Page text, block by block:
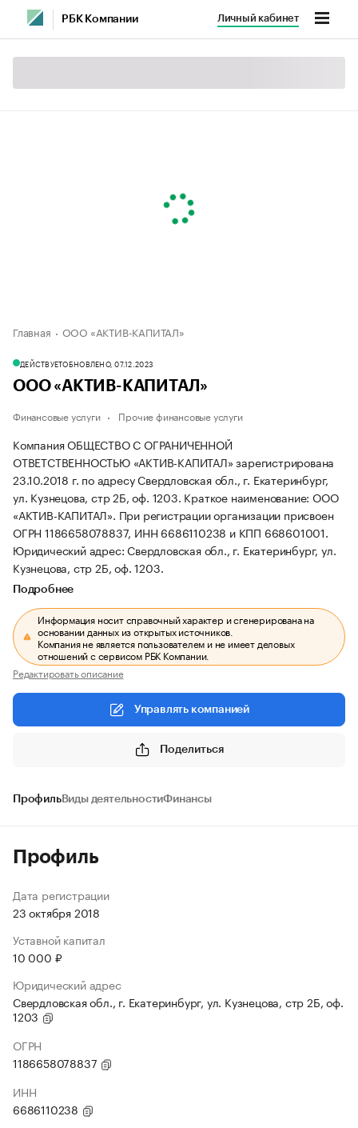
РБК Компании Личный кабинет
Главная ООО «АКТИВ-КАПИТАЛ»
ДЕЙСТВУЕТОБНОВЛЕНО, 07.12.2023
ООО «АКТИВ-КАПИТАЛ»
Финансовые услуги Прочие финансовые услуги
Компания ОБЩЕСТВО С ОГРАНИЧЕННОЙ
ОТВЕТСТВЕННОСТЬЮ «АКТИВ-КАПИТАЛ» зарегистрирована
23.10.2018 г. по адресу Свердловская обл., г. Екатеринбург,
ул. Кузнецова, стр 2Б, оф. 1203. Краткое наименование: ООО
«АКТИВ-КАПИТАЛ». При регистрации организации присвоен
ОГРН 1186658078837, ИНН 6686110238 и КПП 668601001.
Юридический адрес: Свердловская обл., г. Екатеринбург, ул.
Кузнецова, стр 2Б, оф. 1203.
Подробнее
Информация носит справочный характер и сгенерирована на
основании данных из открытых источников.
Компания не является пользователем и не имеет деловых
отношений с сервисом РБК Компании.
Редактировать описание
Управлять компанией
Поделиться
ПрофильВиды деятельностиФинансы
Профиль
Дата регистрации
23 октября 2018
Уставной капитал
10 000 ₽
Юридический адрес
Свердловская обл., г. Екатеринбург, ул. Кузнецова, стр 2Б, оф.
1203
ОГРН
1186658078837
ИНН
6686110238